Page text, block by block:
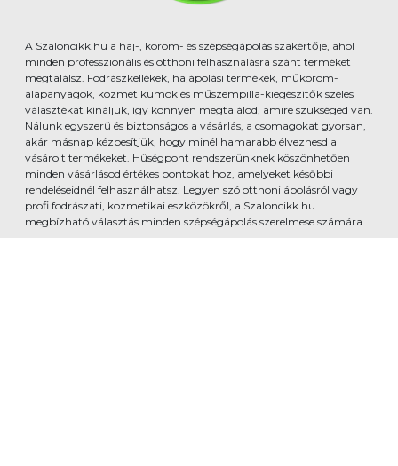
A Szaloncikk.hu a haj-, köröm- és szépségápolás szakértője, ahol
minden professzionális és otthoni felhasználásra szánt terméket
megtalálsz. Fodrászkellékek, hajápolási termékek, műköröm-
alapanyagok, kozmetikumok és műszempilla-kiegészítők széles
választékát kínáljuk, így könnyen megtalálod, amire szükséged van.
Nálunk egyszerű és biztonságos a vásárlás, a csomagokat gyorsan,
akár másnap kézbesítjük, hogy minél hamarabb élvezhesd a
vásárolt termékeket. Hűségpont rendszerünknek köszönhetően
minden vásárlásod értékes pontokat hoz, amelyeket későbbi
rendeléseidnél felhasználhatsz. Legyen szó otthoni ápolásról vagy
profi fodrászati, kozmetikai eszközökről, a Szaloncikk.hu
megbízható választás minden szépségápolás szerelmese számára.